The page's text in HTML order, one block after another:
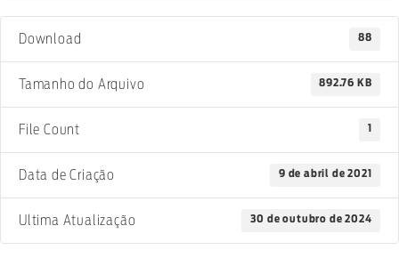
Download 88
Tamanho do Arquivo 892.76 KB
File Count 1
Data de Criação 9 de abril de 2021
Ultima Atualização 30 de outubro de 2024